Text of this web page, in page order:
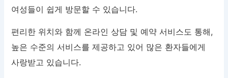
여성들이 쉽게 방문할 수 있습니다.
편리한 위치와 함께 온라인 상담 및 예약 서비스도 통해,
높은 수준의 서비스를 제공하고 있어 많은 환자들에게
사랑받고 있습니다.